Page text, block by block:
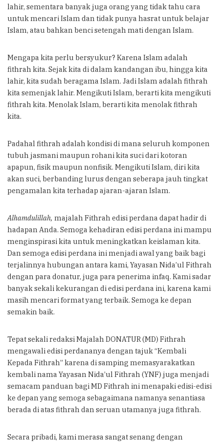
lahir, sementara banyak juga orang yang tidak tahu cara
untuk mencari Islam dan tidak punya hasrat untuk belajar
Islam, atau bahkan benci setengah mati dengan Islam.
Mengapa kita perlu bersyukur? Karena Islam adalah
fithrah kita. Sejak kita di dalam kandangan ibu, hingga kita
lahir, kita sudah beragama Islam. Jadi Islam adalah fithrah
kita semenjak lahir. Mengikuti Islam, berarti kita mengikuti
fithrah kita. Menolak Islam, berarti kita menolak fithrah
kita.
Padahal fithrah adalah kondisi di mana seluruh komponen
tubuh jasmani maupun rohani kita suci dari kotoran
apapun, fisik maupun nonfisik. Mengikuti Islam, diri kita
akan suci, berbanding lurus dengan seberapa jauh tingkat
pengamalan kita terhadap ajaran-ajaran Islam.
Alhamdulillah, majalah Fithrah edisi perdana dapat hadir di
hadapan Anda. Semoga kehadiran edisi perdana ini mampu
menginspirasi kita untuk meningkatkan keislaman kita.
Dan semoga edisi perdana ini menjadi awal yang baik bagi
terjalinnya hubungan antara kami, Yayasan Nida’ul Fithrah
dengan para donatur, juga para penerima infaq. Kami sadar
banyak sekali kekurangan di edisi perdana ini, karena kami
masih mencari format yang terbaik. Semoga ke depan
semakin baik.
Tepat sekali redaksi Majalah DONATUR (MD) Fithrah
mengawali edisi perdananya dengan tajuk “Kembali
Kepada Fithrah” karena di samping memasyarakatkan
kembali nama Yayasan Nida’ul Fithrah (YNF) juga menjadi
semacam panduan bagi MD Fithrah ini menapaki edisi-edisi
ke depan yang semoga sebagaimana namanya senantiasa
berada di atas fithrah dan seruan utamanya juga fithrah.
Secara pribadi, kami merasa sangat senang dengan